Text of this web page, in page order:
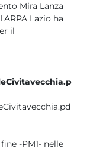
Mira Lanza
Lazio ha
il